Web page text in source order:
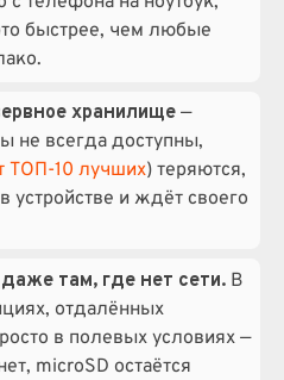
быстрее, чем любые
хранилище—
не всегда доступны,
ТОП-10 лучших) теряются,
устройстве и ждёт своего
там, где нет сети.В
отдалённых
в полевых условиях —
microSD остаётся